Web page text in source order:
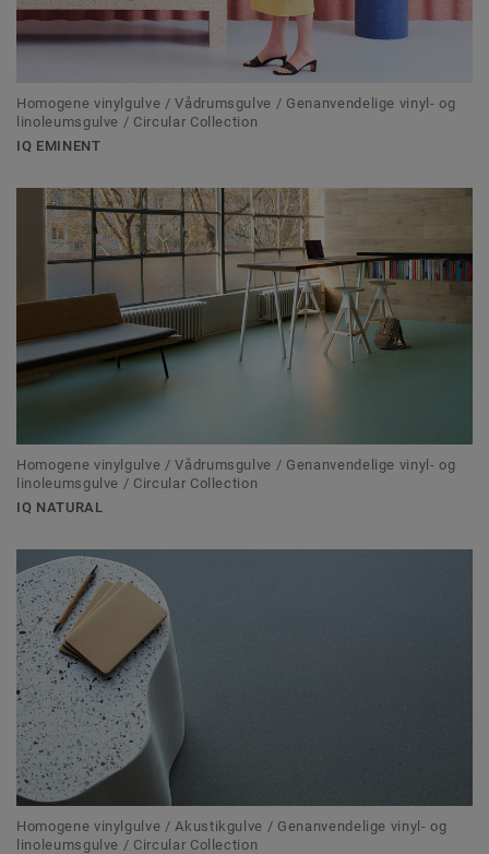
Homogene vinylgulve / Vådrumsgulve / Genanvendelige vinyl- og
linoleumsgulve / Circular Collection
IQ EMINENT
Homogene vinylgulve / Vådrumsgulve / Genanvendelige vinyl- og
linoleumsgulve / Circular Collection
IQ NATURAL
Homogene vinylgulve / Akustikgulve / Genanvendelige vinyl- og
linoleumsgulve / Circular Collection